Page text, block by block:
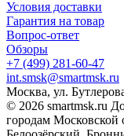
Условия доставки
Гарантия на товар
Вопрос-ответ
Обзоры
+7 (499) 281-60-47
int.smsk@smartmsk.ru
Москва, ул.
© 2026 smartmsk.ru
городам Московской